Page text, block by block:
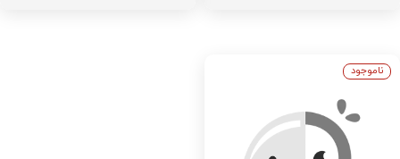
ناموجود